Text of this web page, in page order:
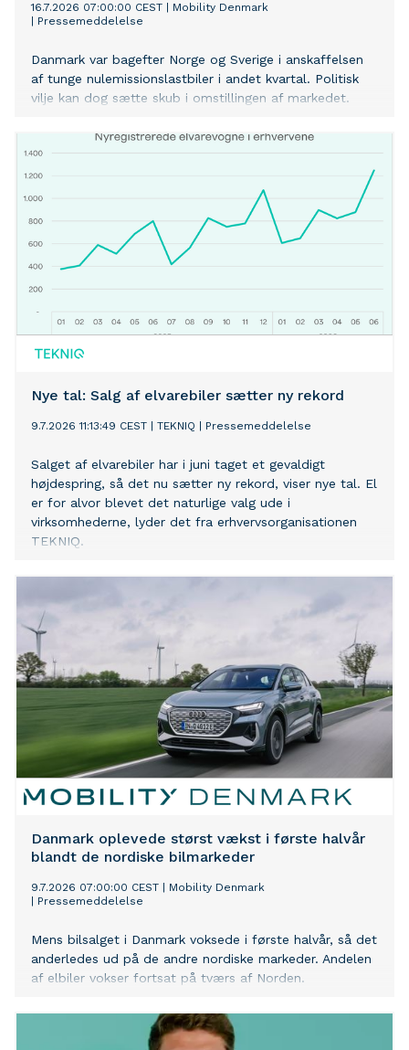
16.7.2026 07:00:00 CEST
Mobility Denmark
Pressemeddelelse
Danmark var bagefter Norge og Sverige i anskaffelsen
af tunge nulemissionslastbiler i andet kvartal. Politisk
vilje kan dog sætte skub i omstillingen af markedet.
Nye tal: Salg af elvarebiler sætter ny rekord
9.7.2026 11:13:49 CEST TEKNIQ Pressemeddelelse
Salget af elvarebiler har i juni taget et gevaldigt
højdespring, så det nu sætter ny rekord, viser nye tal. El
er for alvor blevet det naturlige valg ude i
virksomhederne, lyder det fra erhvervsorganisationen
TEKNIQ.
Danmark oplevede størst vækst i første halvår
blandt de nordiske bilmarkeder
9.7.2026 07:00:00 CEST
Mobility Denmark
Pressemeddelelse
Mens bilsalget i Danmark voksede i første halvår, så det
anderledes ud på de andre nordiske markeder. Andelen
af elbiler vokser fortsat på tværs af Norden.